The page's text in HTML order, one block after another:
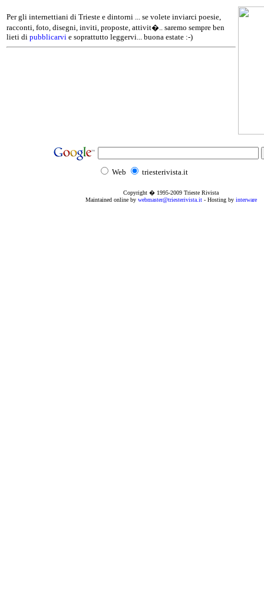
Per gli internettiani di Trieste e dintorni ... se volete inviarci poesie,
racconti, foto, disegni, inviti, proposte, attivit�.. saremo sempre ben
lieti di pubblicarvi e soprattutto leggervi... buona estate :-)
Web triesterivista.it
Copyright � 1995-2009 Trieste Rivista
Maintained online by webmaster@triesterivista.it- Hosting by interware